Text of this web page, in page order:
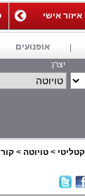
איזור אישי
אופנועים
יצרן:
> טויוטה >